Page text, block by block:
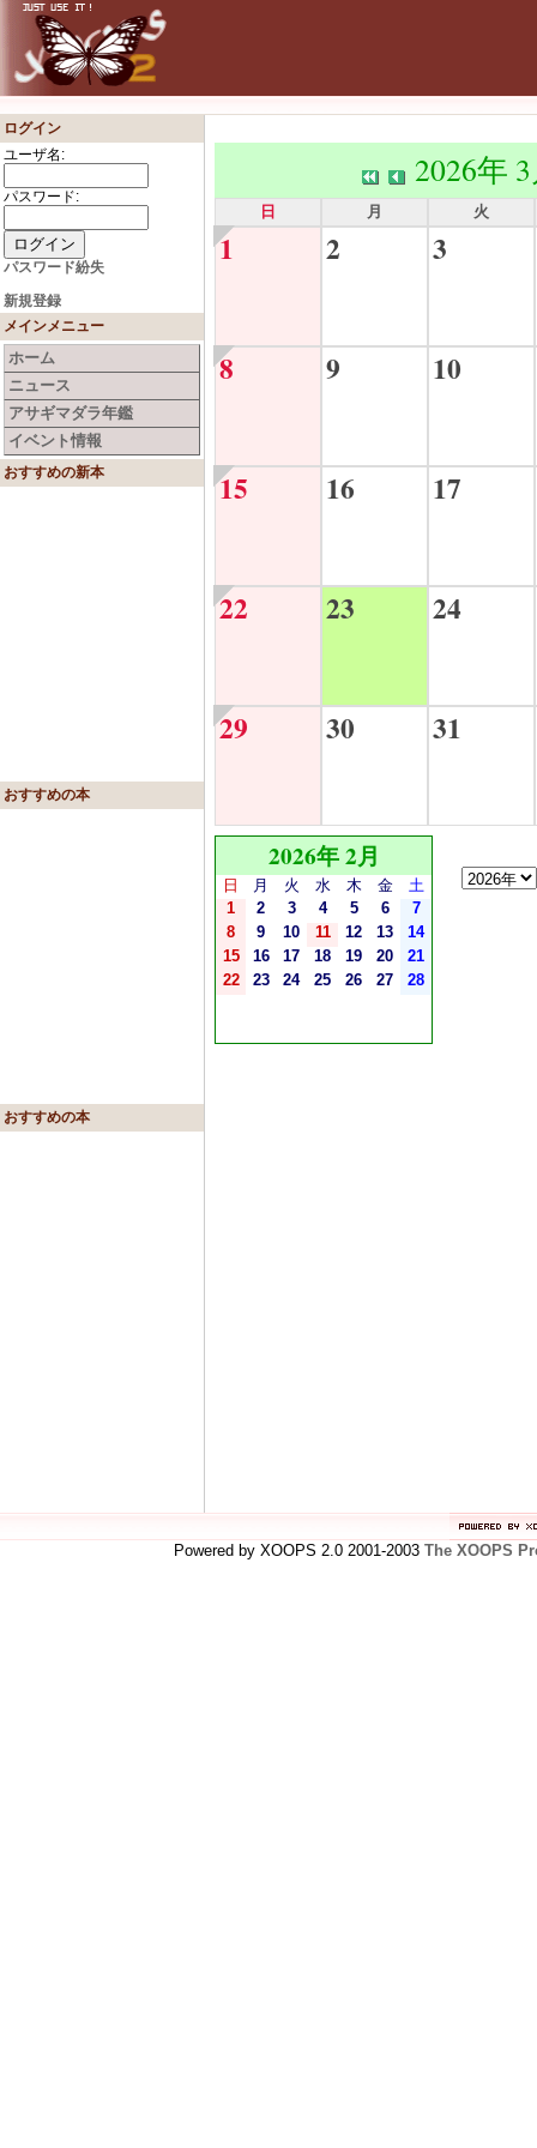
ログイン
ユーザ名:
パスワード:
パスワード紛失
新規登録
メインメニュー
ホーム
ニュース
アサギマダラ年鑑
イベント情報
おすすめの新本
おすすめの本
おすすめの本
2026年
日 月 火
1 2 3
8 9 10
15 16 17
22 23 24
29 30 31
2026年 2月
日 月 火 水 木 金
土
1
2 3 4 5 6
7
8
9 10 11 12 13
14
15
16 17 18 19 20
21
22
23 24 25 26 27 28
Powered by XOOPS 2.0 2001-2003 The XOOPS